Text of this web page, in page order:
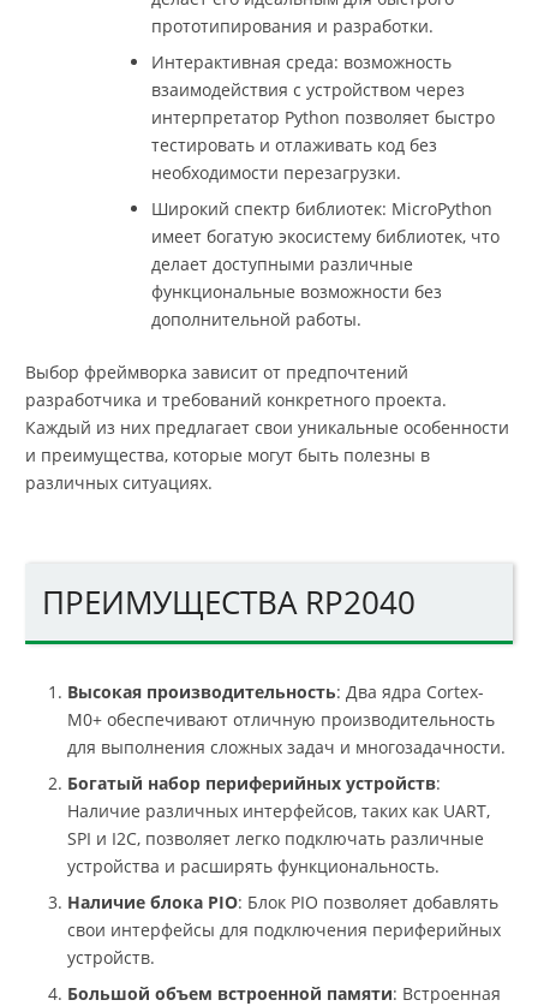
прототипирования и разработки.
Интерактивная среда: возможность
взаимодействия с устройством через
интерпретатор Python позволяет быстро
тестировать и отлаживать код без
необходимости перезагрузки.
Широкий спектр библиотек: MicroPython
имеет богатую экосистему библиотек, что
делает доступными различные
функциональные возможности без
дополнительной работы.
Выбор фреймворка зависит от предпочтений
разработчика и требований конкретного проекта.
Каждый из них предлагает свои уникальные особенности
и преимущества, которые могут быть полезны в
различных ситуациях.
ПРЕИМУЩЕСТВА RP2040
Высокая производительность: Два ядра Cortex-
M0+ обеспечивают отличную производительность
для выполнения сложных задач и многозадачности.
Богатый набор периферийных устройств:
Наличие различных интерфейсов, таких как UART,
SPI и I2C, позволяет легко подключать различные
устройства и расширять функциональность.
Наличие блока PIO: Блок PIO позволяет добавлять
свои интерфейсы для подключения периферийных
устройств.
Большой объем встроенной памяти: Встроенная